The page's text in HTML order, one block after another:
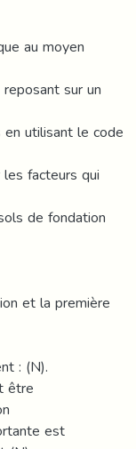
au moyen
sur un
utilisant le code
facteurs qui
de fondation
et la première
: (N).
être
est